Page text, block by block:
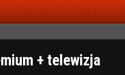
+ telewizja